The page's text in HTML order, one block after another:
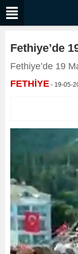
Fethiye’de
Fethiye’de 19
FETHİYE - 19-05-